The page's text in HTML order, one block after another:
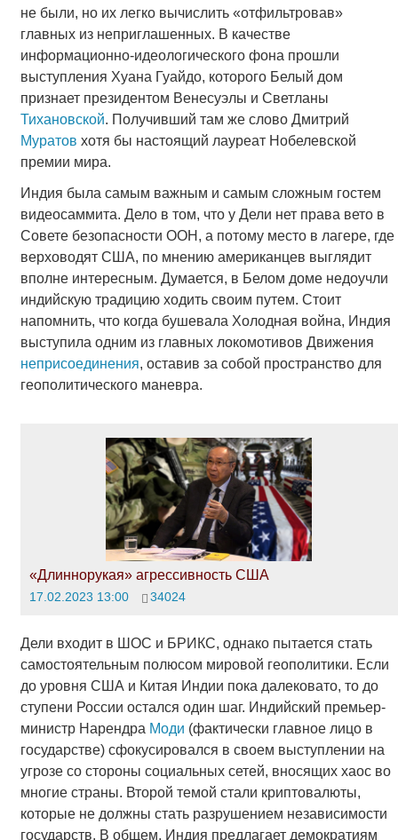
не были, но их легко вычислить «отфильтровав»
главных из неприглашенных. В качестве
информационно-идеологического фона прошли
выступления Хуана Гуайдо, которого Белый дом
признает президентом Венесуэлы и Светланы
Тихановской. Получивший там же слово Дмитрий
Муратов хотя бы настоящий лауреат Нобелевской
премии мира.
Индия была самым важным и самым сложным гостем
видеосаммита. Дело в том, что у Дели нет права вето в
Совете безопасности ООН, а потому место в лагере, где
верховодят США, по мнению американцев выглядит
вполне интересным. Думается, в Белом доме недоучли
индийскую традицию ходить своим путем. Стоит
напомнить, что когда бушевала Холодная война, Индия
выступила одним из главных локомотивов Движения
неприсоединения, оставив за собой пространство для
геополитического маневра.
«Длиннорукая» агрессивность США
17.02.2023 13:00 34024
Дели входит в ШОС и БРИКС, однако пытается стать
самостоятельным полюсом мировой геополитики. Если
до уровня США и Китая Индии пока далековато, то до
ступени России остался один шаг. Индийский премьер-
министр Нарендра Моди (фактически главное лицо в
государстве) сфокусировался в своем выступлении на
угрозе со стороны социальных сетей, вносящих хаос во
многие страны. Второй темой стали криптовалюты,
которые не должны стать разрушением независимости
государств. В общем, Индия предлагает демократиям